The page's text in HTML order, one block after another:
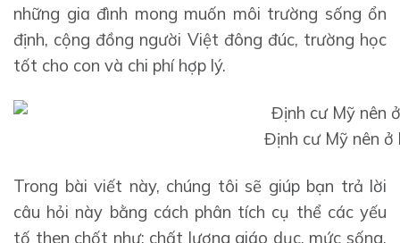
những gia đình mong muốn môi trường sống ổn
định, cộng đồng người Việt đông đúc, trường học
tốt cho con và chi phí hợp lý.
Định cư Mỹ nên ở
Trong bài viết này, chúng tôi sẽ giúp bạn trả lời
câu hỏi này bằng cách phân tích cụ thể các yếu
tố then chốt như: chất lượng giáo dục, mức sống,